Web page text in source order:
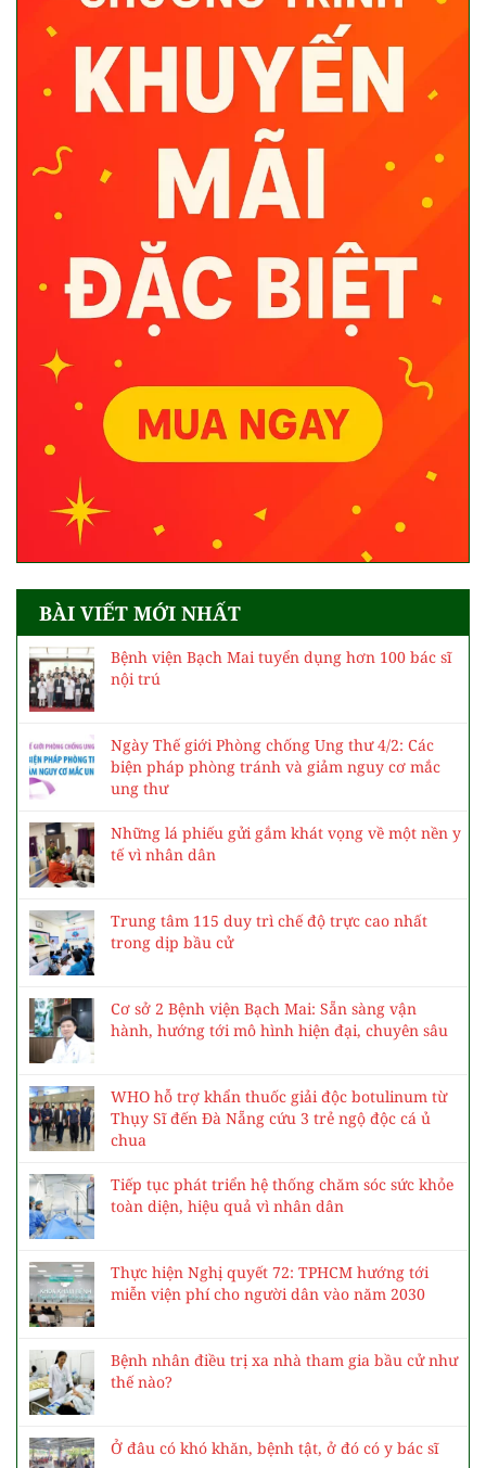
BÀI VIẾT MỚI NHẤT
Bệnh viện Bạch Mai tuyển dụng hơn 100 bác sĩ
nội trú
Ngày Thế giới Phòng chống Ung thư 4/2: Các
biện pháp phòng tránh và giảm nguy cơ mắc
ung thư
Những lá phiếu gửi gắm khát vọng về một nền y
tế vì nhân dân
Trung tâm 115 duy trì chế độ trực cao nhất
trong dịp bầu cử
Cơ sở 2 Bệnh viện Bạch Mai: Sẵn sàng vận
hành, hướng tới mô hình hiện đại, chuyên sâu
WHO hỗ trợ khẩn thuốc giải độc botulinum từ
Thụy Sĩ đến Đà Nẵng cứu 3 trẻ ngộ độc cá ủ
chua
Tiếp tục phát triển hệ thống chăm sóc sức khỏe
toàn diện, hiệu quả vì nhân dân
Thực hiện Nghị quyết 72: TPHCM hướng tới
miễn viện phí cho người dân vào năm 2030
Bệnh nhân điều trị xa nhà tham gia bầu cử như
thế nào?
Ở đâu có khó khăn, bệnh tật, ở đó có y bác sĩ